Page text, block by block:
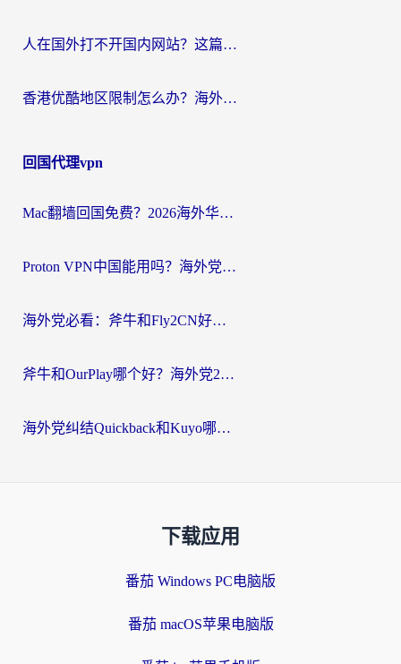
人在国外打不开国内网站？这篇攻略帮你无缝解锁国内资源（附交管12123使用技巧）
香港优酷地区限制怎么办？海外党亲测有效的追剧解决方案
回国代理vpn
Mac翻墙回国免费？2026海外华人亲测：从CCTV5直播到国内APP，这样选加速器才靠谱
Proton VPN中国能用吗？海外党选回国加速器的避坑指南（附番茄加速器实测）
海外党必看：斧牛和Fly2CN好用吗？3招教你选对回国加速器（附免费试用攻略）
斧牛和OurPlay哪个好？海外党2026亲测：选对加速器，国内资源秒加载
海外党纠结Quickback和Kuyo哪个好？选对回国加速器才能无缝刷国内资源
下载应用
番茄 Windows PC电脑版
番茄 macOS苹果电脑版